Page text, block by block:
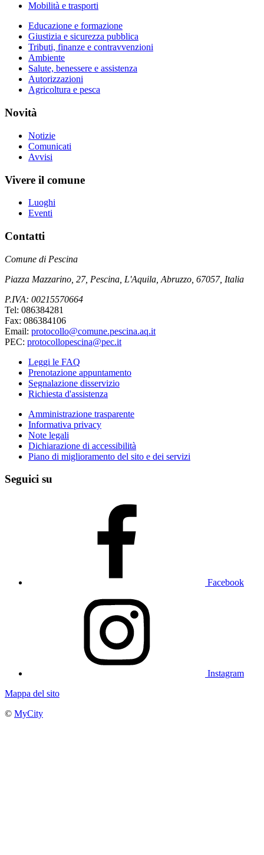
Mobilità e trasporti
Educazione e formazione
Giustizia e sicurezza pubblica
Tributi, finanze e contravvenzioni
Ambiente
Salute, benessere e assistenza
Autorizzazioni
Agricoltura e pesca
Novità
Notizie
Comunicati
Avvisi
Vivere il comune
Luoghi
Eventi
Contatti
Comune di Pescina
Piazza Mazzarino, 27, Pescina, L'Aquila, Abruzzo, 67057, Italia
P.IVA: 00215570664
Tel: 086384281
Fax: 086384106
Email: protocollo@comune.pescina.aq.it
PEC: protocollopescina@pec.it
Leggi le FAQ
Prenotazione appuntamento
Segnalazione disservizio
Richiesta d'assistenza
Amministrazione trasparente
Informativa privacy
Note legali
Dichiarazione di accessibilità
Piano di miglioramento del sito e dei servizi
Seguici su
Facebook
Instagram
Mappa del sito
© MyCity